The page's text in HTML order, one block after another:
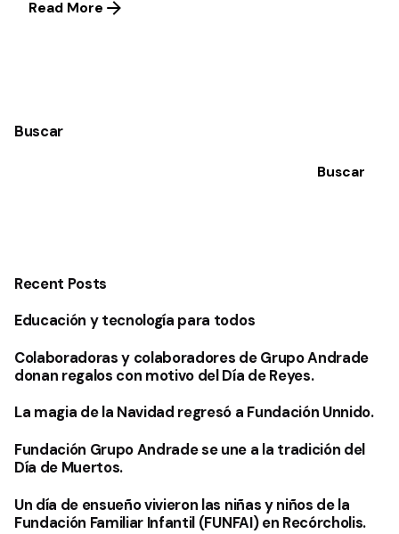
Buscar
Buscar
Recent Posts
Educación y tecnología para todos
Colaboradoras y colaboradores de Grupo Andrade
donan regalos con motivo del Día de Reyes.
La magia de la Navidad regresó a Fundación Unnido.
Fundación Grupo Andrade se une a la tradición del
Día de Muertos.
Un día de ensueño vivieron las niñas y niños de la
Fundación Familiar Infantil (FUNFAI) en Recórcholis.
Read More